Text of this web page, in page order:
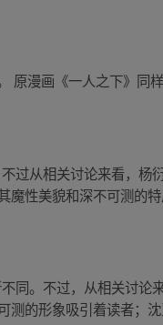
原漫画《一人之下》同
过从相关讨论来看，
魔性美貌和深不可测的
同。不过，从相关讨
测的形象吸引着读者；